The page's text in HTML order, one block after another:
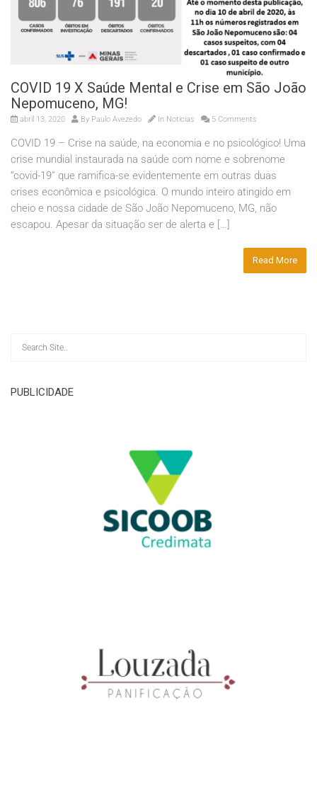
COVID 19 X Saúde Mental e Crise em São João
Nepomuceno, MG!
abril 13, 2020 By Paulo Avezedo In Noticias 5 Comments
COVID 19 – Crise na saúde, na economia e no psicológico! Uma
crise mundial instaurada na saúde com nome e sobrenome
“covid-19” que ramifica-se evidentemente em outras duas
crises econômica e psicológica. O mundo inteiro atingido em
cheio e nossa cidade de São João Nepomuceno, MG, não
escapou. Apesar da situação ser de alerta e […]
Read More
PUBLICIDADE